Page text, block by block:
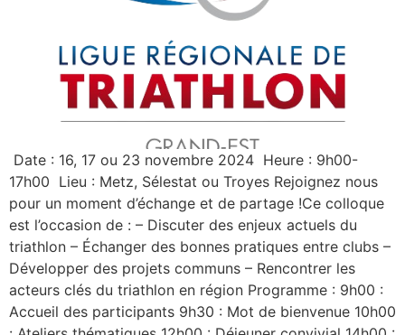
Date : 16, 17 ou 23 novembre 2024 Heure : 9h00-
17h00 Lieu : Metz, Sélestat ou Troyes Rejoignez nous
pour un moment d’échange et de partage !Ce colloque
est l’occasion de : – Discuter des enjeux actuels du
triathlon – Échanger des bonnes pratiques entre clubs –
Développer des projets communs – Rencontrer les
acteurs clés du triathlon en région Programme : 9h00 :
Accueil des participants 9h30 : Mot de bienvenue 10h00